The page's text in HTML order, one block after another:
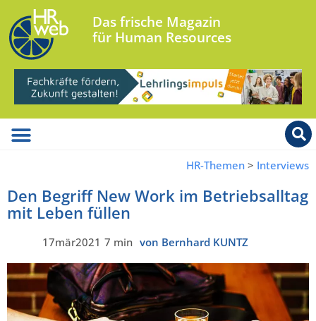
Das frische Magazin
für Human Resources
HR-Themen > Interviews
Den Begriff New Work im Betriebsalltag
mit Leben füllen
17mär2021 7 min von Bernhard KUNTZ